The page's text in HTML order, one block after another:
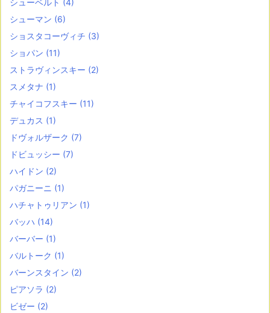
シューベルト (4)
シューマン (6)
ショスタコーヴィチ (3)
ショパン (11)
ストラヴィンスキー (2)
スメタナ (1)
チャイコフスキー (11)
デュカス (1)
ドヴォルザーク (7)
ドビュッシー (7)
ハイドン (2)
パガニーニ (1)
ハチャトゥリアン (1)
バッハ (14)
バーバー (1)
バルトーク (1)
バーンスタイン (2)
ピアソラ (2)
ビゼー (2)